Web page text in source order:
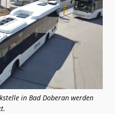
in Bad Doberan werden